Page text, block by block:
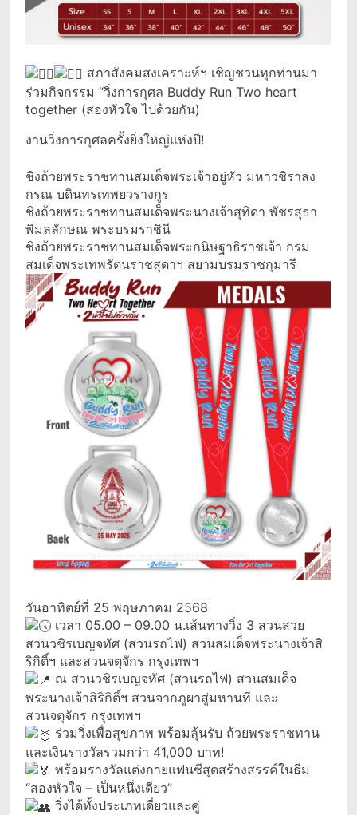
สภาสังคมสงเคราะห์ฯ เชิญชวนทุกท่านมา
ร่วมกิจกรรม “วิ่งการกุศล Buddy Run Two heart
together (สองหัวใจ ไปด้วยกัน)
งานวิ่งการกุศลครั้งยิ่งใหญ่แห่งปี!
ชิงถ้วยพระราชทานสมเด็จพระเจ้าอยู่หัว มหาวชิราลง
กรณ บดินทรเทพยวรางกูร
ชิงถ้วยพระราชทานสมเด็จพระนางเจ้าสุทิดา พัชรสุธา
พิมลลักษณ พระบรมราชินี
ชิงถ้วยพระราชทานสมเด็จพระกนิษฐาธิราชเจ้า กรม
สมเด็จพระเทพรัตนราชสุดาฯ สยามบรมราชกุมารี
วันอาทิตย์ที่ 25 พฤษภาคม 2568
เวลา 05.00 – 09.00 น.เส้นทางวิ่ง 3 สวนสวย
สวนวชิรเบญจทัศ (สวนรถไฟ) สวนสมเด็จพระนางเจ้าสิ
ริกิติ์ฯ และสวนจตุจักร กรุงเทพฯ
ณ สวนวชิรเบญจทัศ (สวนรถไฟ) สวนสมเด็จ
พระนางเจ้าสิริกิติ์ฯ สวนจากภูผาสู่มหานที และ
สวนจตุจักร กรุงเทพฯ
ร่วมวิ่งเพื่อสุขภาพ พร้อมลุ้นรับ ถ้วยพระราชทาน
และเงินรางวัลรวมกว่า 41,000 บาท!
พร้อมรางวัลแต่งกายแฟนซีสุดสร้างสรรค์ในธีม
“สองหัวใจ – เป็นหนึ่งเดียว”
วิ่งได้ทั้งประเภทเดี่ยวและคู่